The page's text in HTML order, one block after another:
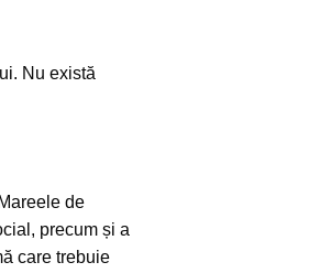
Nu există
Mareele de
precum și a
care trebuie